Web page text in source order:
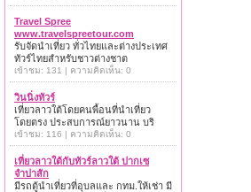
Travel Spree
www.travelspreetour.com
รับจัดนำเที่ยว ทั่วไทยและต่างประเทศ
ทัวร์ไทยสำหรับชาวต่างชาต
เข้าชม: 131 | ความคิดเห็น: 0
วินนิ่งทัวร์
เที่ยวลาวใต้โดยคนพื้อนที่นำเที่ยว
โดยตรง ประสบการณ์ยาวนาน บริ
เข้าชม: 116 | ความคิดเห็น: 0
เที่ยวลาวใต้กับทัวร์ลาวใต้ ปากเซ
จำปาสัก
มีรถตู้นำเที่ยวที่อุบลและ กทม.ให้เช่า มี